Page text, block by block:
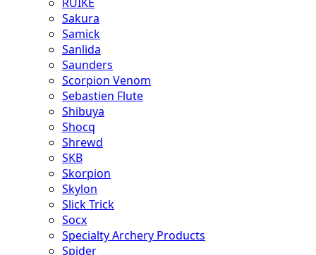
Sakura
Samick
Sanlida
Saunders
Scorpion Venom
Sebastien Flute
Shibuya
Shocq
Shrewd
SKB
Skorpion
Skylon
Slick Trick
Socx
Specialty Archery Products
Spider